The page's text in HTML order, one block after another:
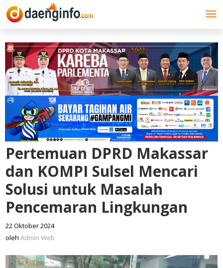
Lewati
ke
Pertemuan DPRD Makassar
dan KOMPI Sulsel Mencari
Solusi untuk Masalah
Pencemaran Lingkungan
22 Oktober 2024
oleh Admin Web